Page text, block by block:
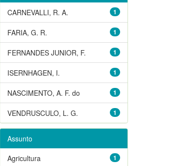
1
CARNEVALLI, R. A.
1
FARIA, G. R.
1
FERNANDES JUNIOR, F.
1
ISERNHAGEN, I.
1
NASCIMENTO, A. F. do
1
VENDRUSCULO, L. G.
Assunto
1
Agricultura